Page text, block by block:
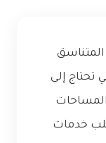
المتناسق
تحتاج إلى
خدمات